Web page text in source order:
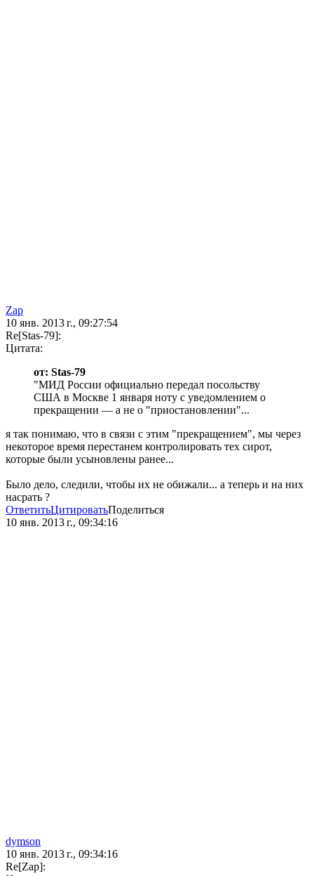
Zap
10 янв. 2013 г., 09:27:54
Re[Stas-79]:
Цитата:
от: Stas-79
"МИД России официально передал посольству
США в Москве 1 января ноту с уведомлением о
прекращении — а не о "приостановлении"...
я так понимаю, что в связи с этим "прекращением", мы через
некоторое время перестанем контролировать тех сирот,
которые были усыновлены ранее...
Было дело, следили, чтобы их не обижали... а теперь и на них
насрать ?
ОтветитьЦитироватьПоделиться
10 янв. 2013 г., 09:34:16
dymson
10 янв. 2013 г., 09:34:16
Re[Zap]: